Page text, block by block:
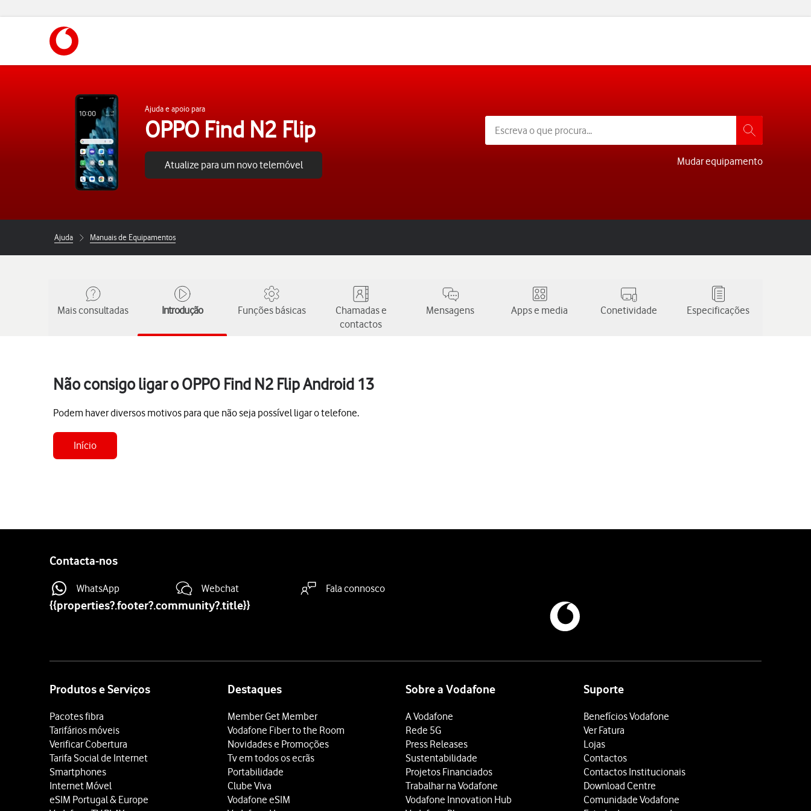
Ajuda e apoio para
OPPO Find N2 Flip
Atualize para um novo telemóvel Mudar equipamento
Ajuda Manuais de Equipamentos
Mais consultadas Introdução Funções básicas
Chamadas e
contactos
Mensagens Apps e media Conetividade Especificações
Não consigo ligar o OPPO Find N2 Flip Android 13
Podem haver diversos motivos para que não seja possível ligar o telefone.
Início
Contacta-nos
WhatsApp Webchat Fala connosco
{{properties?.footer?.community?.title}}
Produtos e Serviços
Pacotes fibra
Tarifários móveis
Verificar Cobertura
Tarifa Social de Internet
Smartphones
Internet Móvel
eSIM Portugal & Europe
Destaques
Member Get Member
Vodafone Fiber to the Room
Novidades e Promoções
Tv em todos os ecrãs
Portabilidade
Clube Viva
Vodafone eSIM
Sobre a Vodafone
A Vodafone
Rede 5G
Press Releases
Sustentabilidade
Projetos Financiados
Trabalhar na Vodafone
Vodafone Innovation Hub
Suporte
Benefícios Vodafone
Ver Fatura
Lojas
Contactos
Contactos Institucionais
Download Centre
Comunidade Vodafone